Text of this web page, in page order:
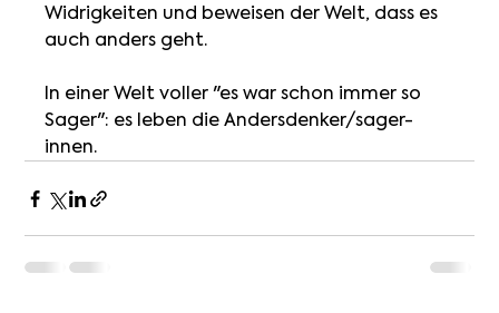
Widrigkeiten und beweisen der Welt, dass es
auch anders geht.
In einer Welt voller "es war schon immer so
Sager": es leben die Andersdenker/sager-
innen.